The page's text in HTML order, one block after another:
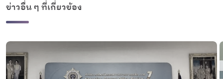
ข่าวอื่น ๆ ที่เกี่ยวข้อง